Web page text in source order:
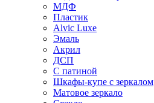
МДФ
Пластик
Alvic Luxe
Эмаль
Акрил
ДСП
С патиной
Шкафы-купе с зеркалом
Матовое зеркало